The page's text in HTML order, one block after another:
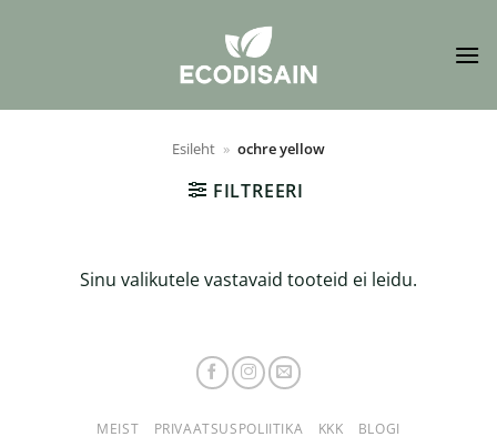
Esileht » ochre yellow
FILTREERI
Sinu valikutele vastavaid tooteid ei leidu.
MEIST PRIVAATSUSPOLIITIKA KKK BLOGI